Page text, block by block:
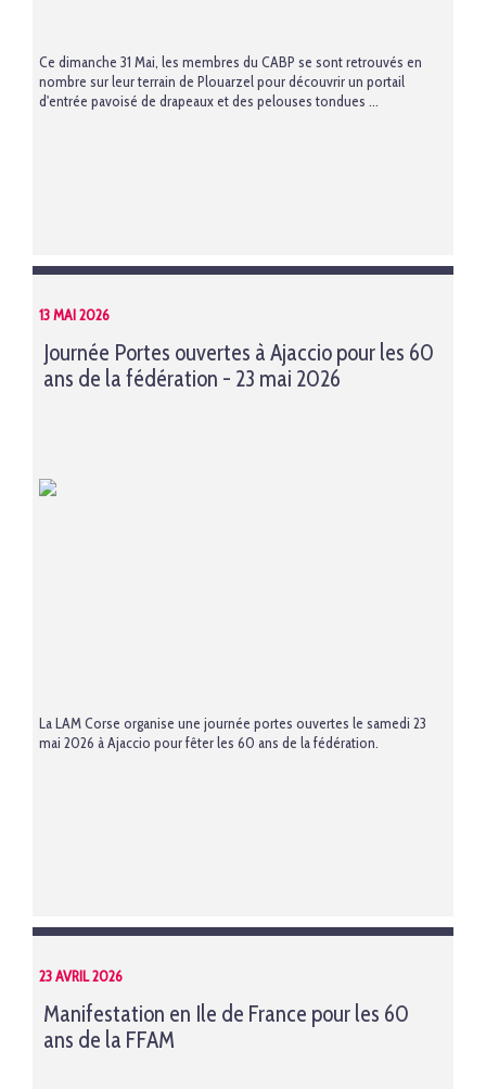
Ce dimanche 31 Mai, les membres du CABP se sont retrouvés en
nombre sur leur terrain de Plouarzel pour découvrir un portail
d'entrée pavoisé de drapeaux et des pelouses tondues ...
13 MAI 2026
Journée Portes ouvertes à Ajaccio pour les 60
ans de la fédération - 23 mai 2026
La LAM Corse organise une journée portes ouvertes le samedi 23
mai 2026 à Ajaccio pour fêter les 60 ans de la fédération.
23 AVRIL 2026
Manifestation en Ile de France pour les 60
ans de la FFAM